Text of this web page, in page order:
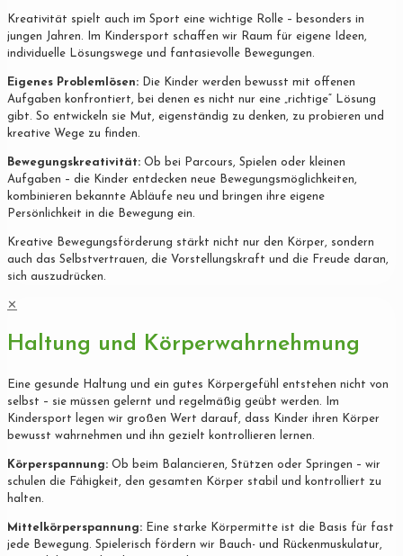
Kreativität spielt auch im Sport eine wichtige Rolle – besonders in
jungen Jahren. Im Kindersport schaffen wir Raum für eigene Ideen,
individuelle Lösungswege und fantasievolle Bewegungen.
Eigenes Problemlösen: Die Kinder werden bewusst mit offenen
Aufgaben konfrontiert, bei denen es nicht nur eine „richtige“ Lösung
gibt. So entwickeln sie Mut, eigenständig zu denken, zu probieren und
kreative Wege zu finden.
Bewegungskreativität: Ob bei Parcours, Spielen oder kleinen
Aufgaben – die Kinder entdecken neue Bewegungsmöglichkeiten,
kombinieren bekannte Abläufe neu und bringen ihre eigene
Persönlichkeit in die Bewegung ein.
Kreative Bewegungsförderung stärkt nicht nur den Körper, sondern
auch das Selbstvertrauen, die Vorstellungskraft und die Freude daran,
sich auszudrücken.
✕
Haltung und Körperwahrnehmung
Eine gesunde Haltung und ein gutes Körpergefühl entstehen nicht von
selbst – sie müssen gelernt und regelmäßig geübt werden. Im
Kindersport legen wir großen Wert darauf, dass Kinder ihren Körper
bewusst wahrnehmen und ihn gezielt kontrollieren lernen.
Körperspannung: Ob beim Balancieren, Stützen oder Springen – wir
schulen die Fähigkeit, den gesamten Körper stabil und kontrolliert zu
halten.
Mittelkörperspannung: Eine starke Körpermitte ist die Basis für fast
jede Bewegung. Spielerisch fördern wir Bauch- und Rückenmuskulatur,